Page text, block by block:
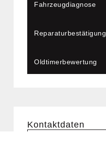
Fahr­zeug­dia­gno­se
Repa­ra­tur­be­stä­ti­gung
Old­ti­mer­be­wer­tung
Kon­takt­da­ten